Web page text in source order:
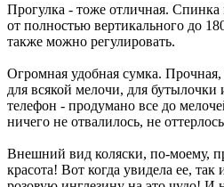
Прогулка - тоже отличная. Спинка
от полностью вертикального до
также можно регулировать.
Огромная удобная сумка.
для всякой мелочи, для
телефон - продумано все до
ничего не отвалилось, не
Внешний вид коляски, по-моему,
красота! Вот когда увидела ее,